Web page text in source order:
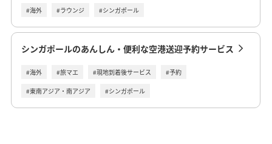
#海外 #ラウンジ #シンガポール
シンガポールのあんしん・便利な空港送迎予約サービス
#海外 #旅マエ #現地到着後サービス #予約
#東南アジア・南アジア #シンガポール